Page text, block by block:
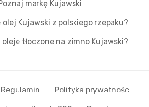
markę Kujawski
Kujawski z polskiego rzepaku?
tłoczone na zimno Kujawski?
Regulamin Polityka prywatności